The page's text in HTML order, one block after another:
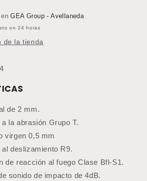
Precio
enGEA Group - Avellaneda
en 24 horas
de la tienda
de 2 mm.
la abrasión Grupo T.
virgen 0,5 mm
deslizamiento R9.
de reacción al fuego Clase Bfl-S1.
sonido de impacto de 4dB.